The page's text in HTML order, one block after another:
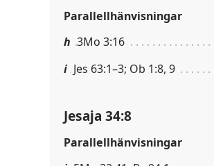
Parallellhänvisningar
h 3Mo 3:16
i Jes 63:1–3; Ob 1:8, 9
Jesaja 34:8
Parallellhänvisningar